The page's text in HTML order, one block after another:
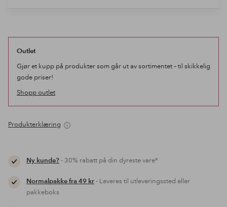
Outlet
Gjør et kupp på produkter som går ut av sortimentet – til skikkelig
gode priser!
Shopp outlet
Produkterklæring
Ny kunde?- 30% rabatt på din dyreste vare*
Normalpakke fra 49 kr- Leveres til utleveringssted eller
pakkeboks